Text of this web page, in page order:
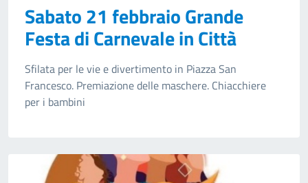
Sabato 21 febbraio Grande
Festa di Carnevale in Città
Sfilata per le vie e divertimento in Piazza San
Francesco. Premiazione delle maschere. Chiacchiere
per i bambini